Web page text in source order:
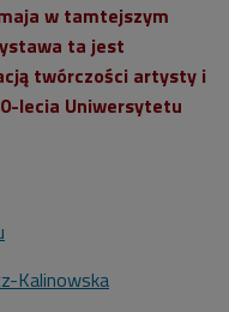
w tamtejszym
ta jest
twórczości artysty i
lecia Uniwersytetu
Kalinowska